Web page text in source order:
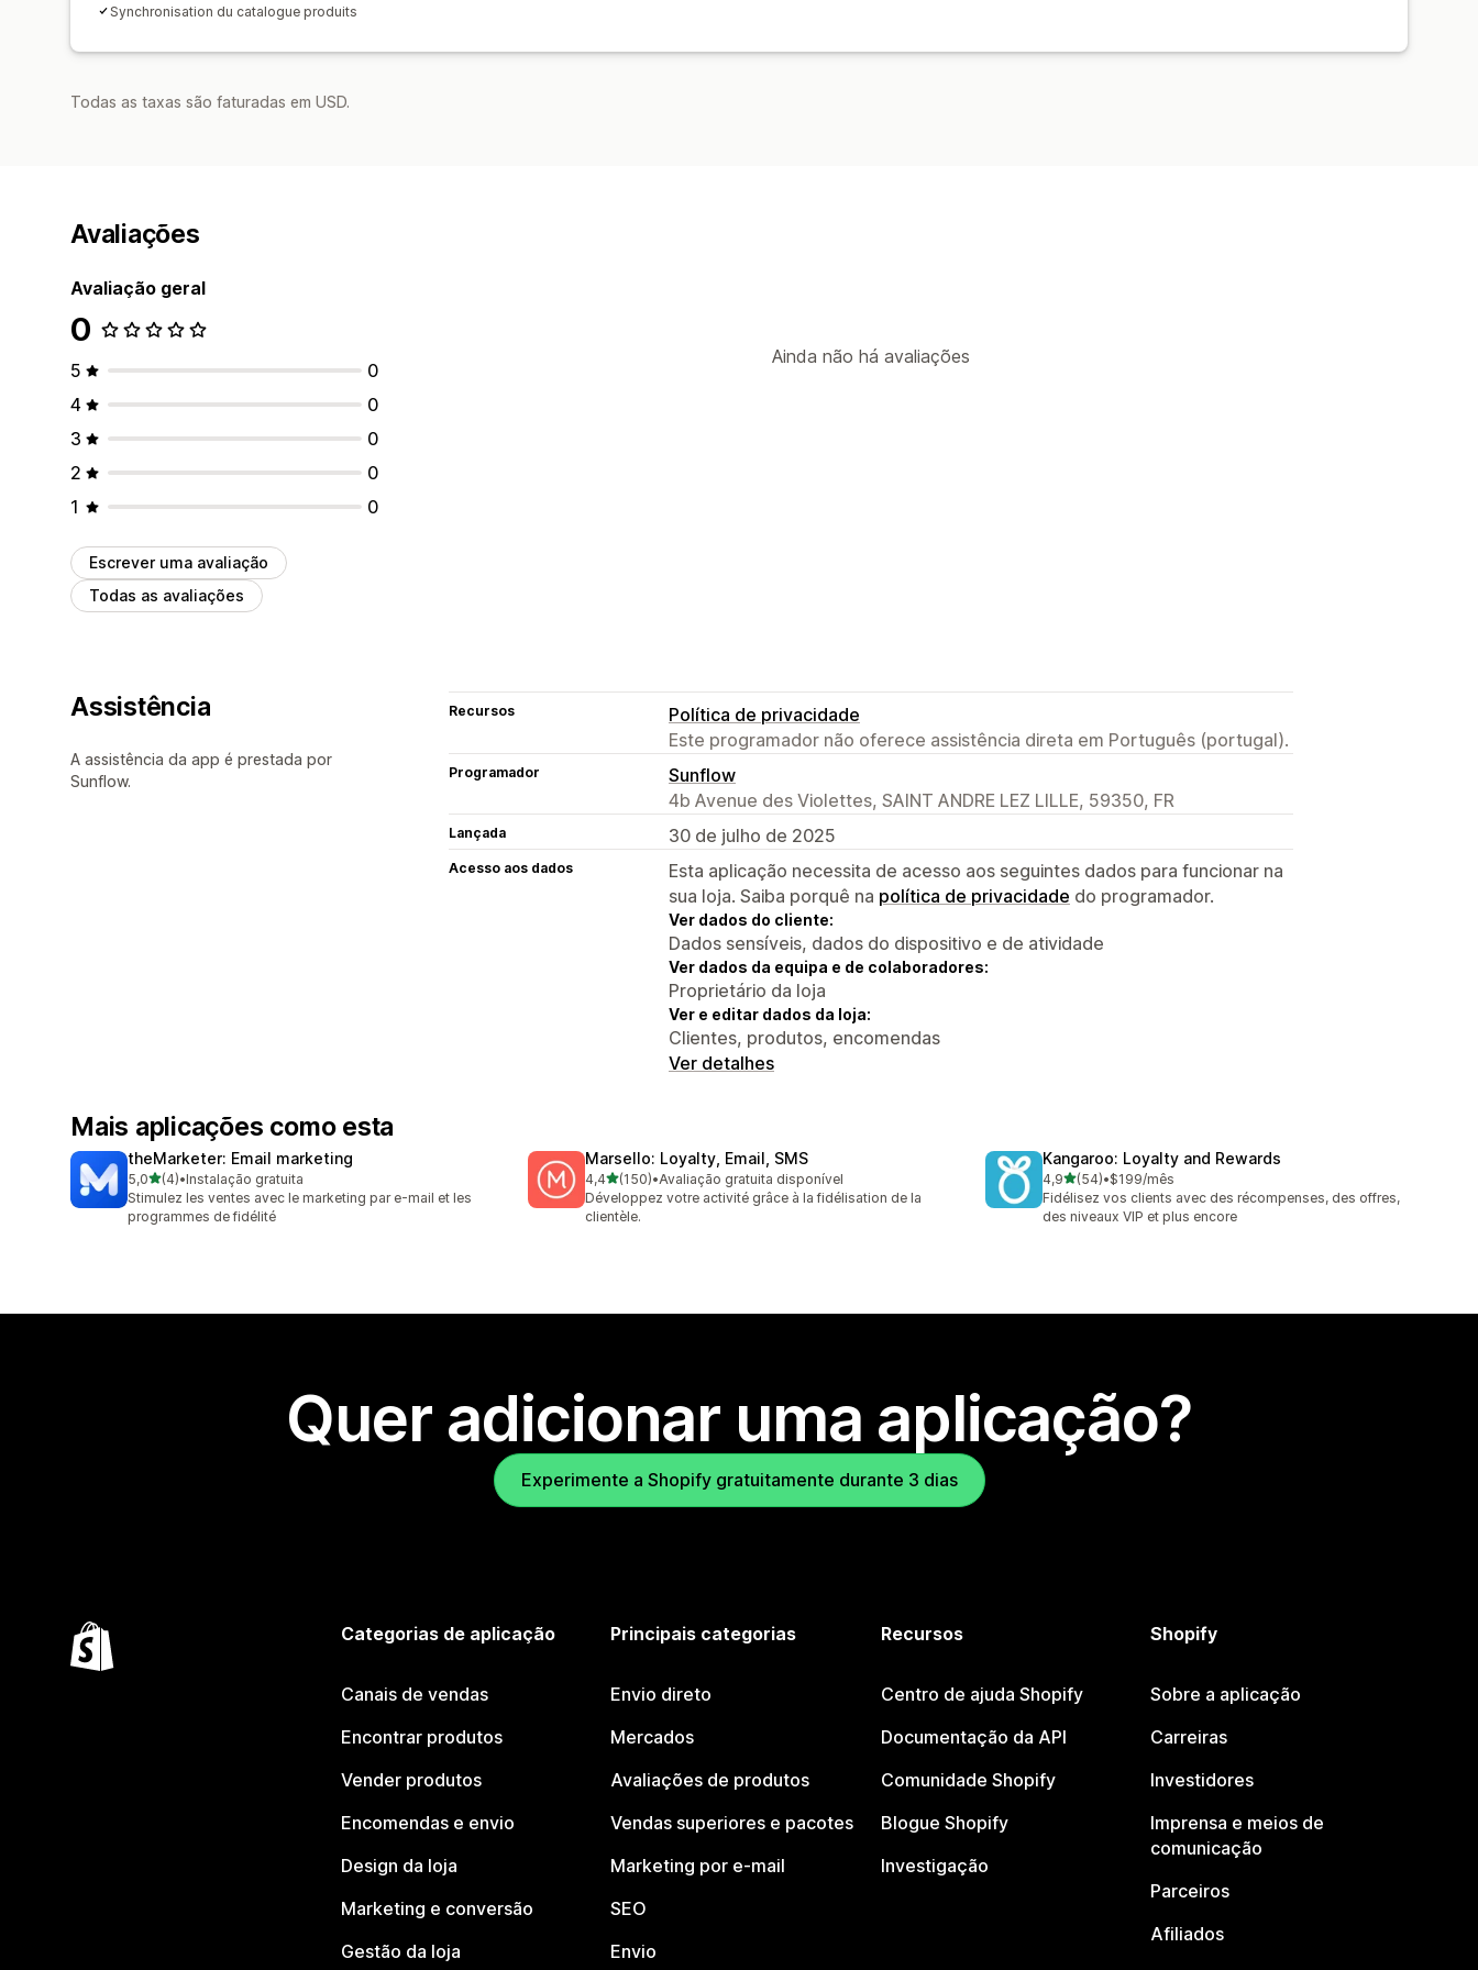
Synchronisation du catalogue produits
Todas as taxas são faturadas em USD.
Avaliações
Avaliação geral
0
5
0
4
0
3
0
2
0
1
0
Escrever uma avaliação
Todas as avaliações
Ainda não há avaliações
Assistência
A assistência da app é prestada por
Sunflow.
Recursos
Política de privacidade
Este programador não oferece assistência direta em Português (portugal).
Programador
Sunflow
4b Avenue des Violettes, SAINT ANDRE LEZ LILLE, 59350, FR
Lançada 30 de julho de 2025
Acesso aos dados
Esta aplicação necessita de acesso aos seguintes dados para funcionar na
sua loja. Saiba porquê na política de privacidade do programador.
Ver dados do cliente:
Dados sensíveis, dados do dispositivo e de atividade
Ver dados da equipa e de colaboradores:
Proprietário da loja
Ver e editar dados da loja:
Clientes, produtos, encomendas
Ver detalhes
Mais aplicações como esta
theMarketer: Email marketing
5,0de 5 estrelas
(4)
4 total de avaliações
•Instalação gratuita
Stimulez les ventes avec le marketing par e-mail et les
programmes de fidélité
Marsello: Loyalty, Email, SMS
4,4de 5 estrelas
(150)
150 total de avaliações
•Avaliação gratuita disponível
Développez votre activité grâce à la fidélisation de la
clientèle.
Kangaroo: Loyalty and Rewards
4,9de 5 estrelas
(54)
54 total de avaliações
•$199/mês
Fidélisez vos clients avec des récompenses, des offres,
des niveaux VIP et plus encore
Quer adicionar uma aplicação?
Experimente a Shopify gratuitamente durante 3 dias
Categorias de aplicação
Canais de vendas
Encontrar produtos
Vender produtos
Encomendas e envio
Design da loja
Marketing e conversão
Gestão da loja
Principais categorias
Envio direto
Mercados
Avaliações de produtos
Vendas superiores e pacotes
Marketing por e-mail
SEO
Envio
Recursos
Centro de ajuda Shopify
Documentação da API
Comunidade Shopify
Blogue Shopify
Investigação
Shopify
Sobre a aplicação
Carreiras
Investidores
Imprensa e meios de
comunicação
Parceiros
Afiliados